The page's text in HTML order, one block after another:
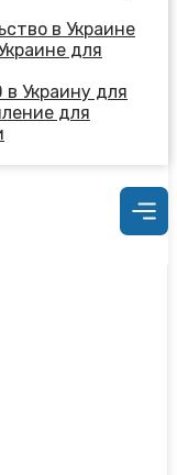
в Украине
для
в Украину для
для